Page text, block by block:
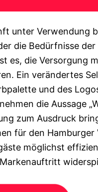
unter Verwendung
die Bedürfnisse
es, die Versorgung
Ein verändertes
und des
die Aussage
zum Ausdruck
für den Hamburger
möglichst